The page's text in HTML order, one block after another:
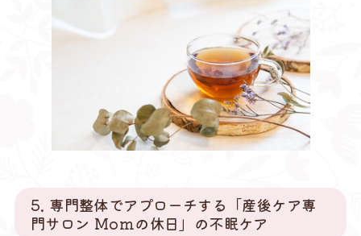
5. 専門整体でアプローチする「産後ケア専
門サロン Momの休日」の不眠ケア